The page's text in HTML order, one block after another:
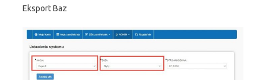
Eksport Baz